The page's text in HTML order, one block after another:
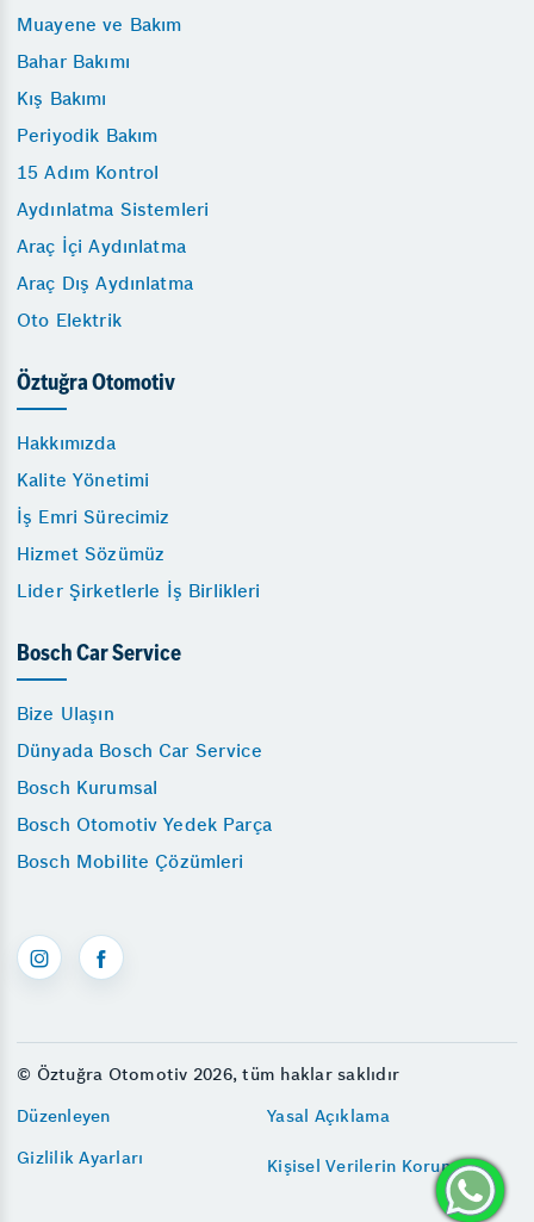
Muayene ve Bakım
Bahar Bakımı
Kış Bakımı
Periyodik Bakım
15 Adım Kontrol
Aydınlatma Sistemleri
Araç İçi Aydınlatma
Araç Dış Aydınlatma
Oto Elektrik
Öztuğra Otomotiv
Hakkımızda
Kalite Yönetimi
İş Emri Sürecimiz
Hizmet Sözümüz
Lider Şirketlerle İş Birlikleri
Bosch Car Service
Bize Ulaşın
Dünyada Bosch Car Service
Bosch Kurumsal
Bosch Otomotiv Yedek Parça
Bosch Mobilite Çözümleri
© Öztuğra Otomotiv 2026, tüm haklar saklıdır
Düzenleyen
Yasal Açıklama
Gizlilik Ayarları
Kişisel Verilerin Korunması